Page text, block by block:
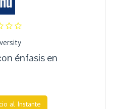
énfasis en
al Instante